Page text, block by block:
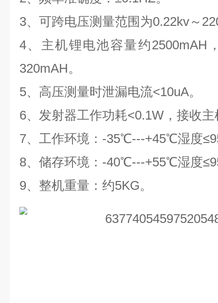
3、可跨电压测量范围为0.22kv～
4、主机锂电池容量约2500mAH
320mAH。
5、高压测量时泄漏电流<10uA。
6、发射器工作功耗<0.1W，接收
7、工作环境：-35℃---+45℃湿度
8、储存环境：-40℃---+55℃湿度
9、整机重量：约5KG。